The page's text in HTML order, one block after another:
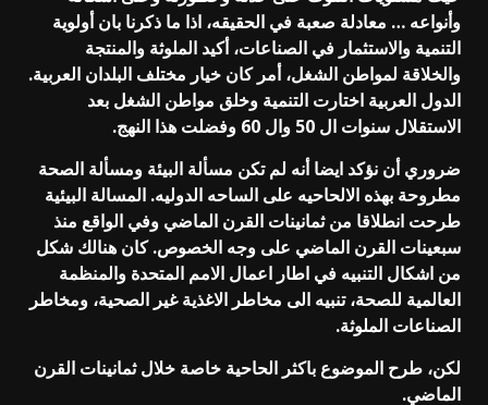
وأنواعه … معادلة صعبة في الحقيقه، اذا ما ذكرنا بان أولوية
التنمية والاستثمار في الصناعات، أكيد الملوثة والمنتجة
والخلاقة لمواطن الشغل، أمر كان خيار مختلف البلدان العربية.
الدول العربية اختارت التنمية وخلق مواطن الشغل بعد
الاستقلال سنوات ال 50 وال 60 وفضلت هذا النهج.
ضروري أن نؤكد ايضا أنه لم تكن مسألة البيئة ومسألة الصحة
مطروحة بهذه الالحاحيه على الساحه الدوليه. المسالة البيئية
طرحت انطلاقا من ثمانينات القرن الماضي وفي الواقع منذ
سبعينات القرن الماضي على وجه الخصوص. كان هنالك شكل
من اشكال التنبيه في اطار اعمال الامم المتحدة والمنظمة
العالمية للصحة، تنبيه الى مخاطر الاغذية غير الصحية، ومخاطر
الصناعات الملوثة.
لكن، طرح الموضوع باكثر الحاحية خاصة خلال ثمانينات القرن
الماضي.